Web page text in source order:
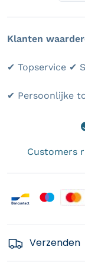
Klanten
✔
✔ Persoonlijke
Customers
Payment icons
Verzenden